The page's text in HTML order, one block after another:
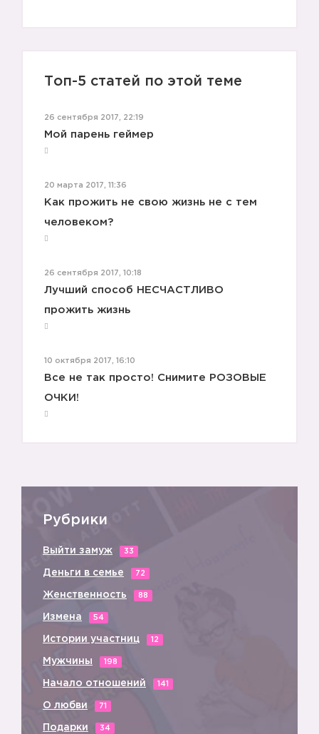
Топ-5 статей по этой теме
26 сентября 2017, 22:19
Мой парень геймер
20 марта 2017, 11:36
Как прожить не свою жизнь не с тем
человеком?
26 сентября 2017, 10:18
Лучший способ НЕСЧАСТЛИВО
прожить жизнь
10 октября 2017, 16:10
Все не так просто! Снимите РОЗОВЫЕ
ОЧКИ!
Рубрики
Выйти замуж 33
Деньги в семье 72
Женственность 88
Измена 54
Истории участниц 12
Мужчины 198
Начало отношений 141
О любви 71
Подарки 34